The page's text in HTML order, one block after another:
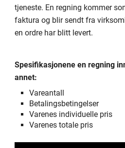
tjeneste. En regning kommer
faktura og blir sendt fra
en ordre har blitt levert.
Spesifikasjonene en regning
annet:
Vareantall
Betalingsbetingelser
Varenes individuelle pris
Varenes totale pris